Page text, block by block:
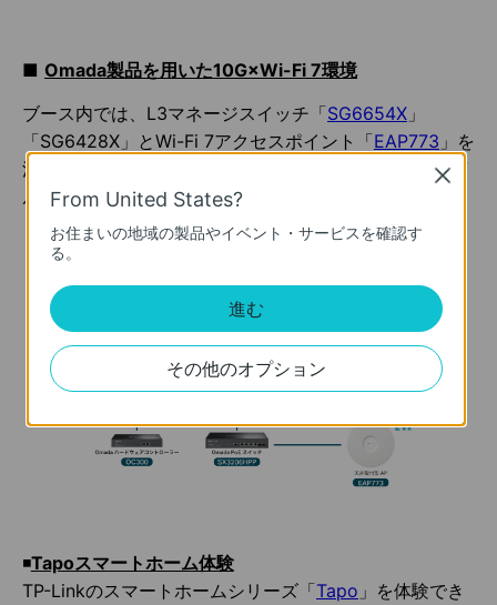
■ Omada製品を用いた10G×Wi-Fi 7環境
ブース内では、L3マネージスイッチ「SG6654X 」
「SG6428X」とWi-Fi 7アクセスポイント「EAP773 」を
活用した10G×Wi-Fi 7環境を構築します。家庭用Wi-Fi 7
ルーター「 Archer BE805」も接続予定です。
◾️Tapoスマートホーム体験
TP-Linkのスマートホームシリーズ「Tapo 」を体験でき
From United States?
お住まいの地域の製品やイベント・サービスを確認す
る。
進む
その他のオプション
Close